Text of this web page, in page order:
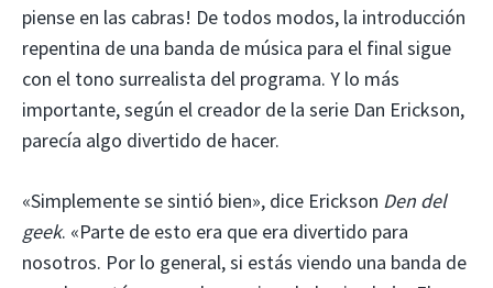
piense en las cabras! De todos modos, la introducción
repentina de una banda de música para el final sigue
con el tono surrealista del programa. Y lo más
importante, según el creador de la serie Dan Erickson,
parecía algo divertido de hacer.
«Simplemente se sintió bien», dice Erickson Den del
geek. «Parte de esto era que era divertido para
nosotros. Por lo general, si estás viendo una banda de